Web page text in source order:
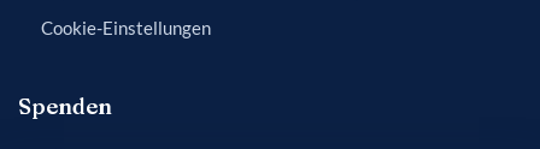
Cookie-Einstellungen
Spenden